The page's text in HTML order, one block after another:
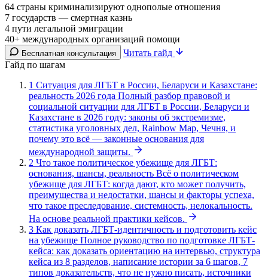
64 страны криминализируют однополые отношения
7 государств — смертная казнь
4 пути легальной эмиграции
40+ международных организаций помощи
Бесплатная консультация
Читать гайд
Гайд по шагам
1 Ситуация для ЛГБТ в России, Беларуси и Казахстане:
реальность 2026 года Полный разбор правовой и
социальной ситуации для ЛГБТ в России, Беларуси и
Казахстане в 2026 году: законы об экстремизме,
статистика уголовных дел, Rainbow Map, Чечня, и
почему это всё — законные основания для
международной защиты.
2 Что такое политическое убежище для ЛГБТ:
основания, шансы, реальность Всё о политическом
убежище для ЛГБТ: когда дают, кто может получить,
преимущества и недостатки, шансы и факторы успеха,
что такое преследование, системность, нелокальность.
На основе реальной практики кейсов.
3 Как доказать ЛГБТ-идентичность и подготовить кейс
на убежище Полное руководство по подготовке ЛГБТ-
кейса: как доказать ориентацию на интервью, структура
кейса из 8 разделов, написание истории за 6 шагов, 7
типов доказательств, что не нужно писать, источники